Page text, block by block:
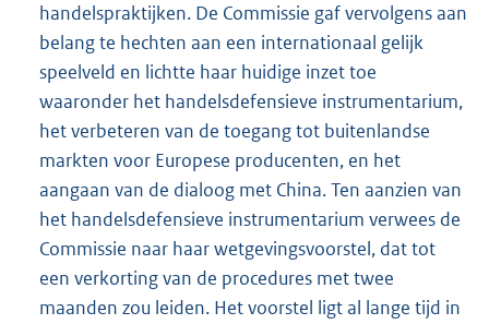
handelspraktijken. De Commissie gaf vervolgens aan
belang te hechten aan een internationaal gelijk
speelveld en lichtte haar huidige inzet toe
waaronder het handelsdefensieve instrumentarium,
het verbeteren van de toegang tot buitenlandse
markten voor Europese producenten, en het
aangaan van de dialoog met China. Ten aanzien van
het handelsdefensieve instrumentarium verwees de
Commissie naar haar wetgevingsvoorstel, dat tot
een verkorting van de procedures met twee
maanden zou leiden. Het voorstel ligt al lange tijd in